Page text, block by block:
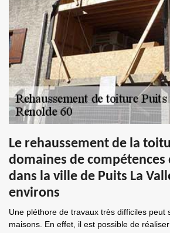
Le rehaussement de la
domaines de compétences
dans la ville de Puits La
environs
Une pléthore de travaux très difficiles peut
maisons. En effet, il est possible de